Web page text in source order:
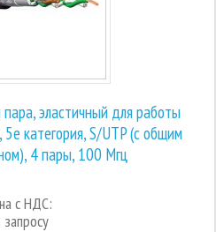
пара, эластичный для работы
категория, S/UTP (с общим
4 пары, 100 Мгц
с НДС: